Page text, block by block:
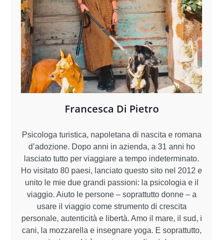
Francesca Di Pietro
Psicologa turistica, napoletana di nascita e romana
d’adozione. Dopo anni in azienda, a 31 anni ho
lasciato tutto per viaggiare a tempo indeterminato.
Ho visitato 80 paesi, lanciato questo sito nel 2012 e
unito le mie due grandi passioni: la psicologia e il
viaggio. Aiuto le persone – soprattutto donne – a
usare il viaggio come strumento di crescita
personale, autenticità e libertà. Amo il mare, il sud, i
cani, la mozzarella e insegnare yoga. E soprattutto,